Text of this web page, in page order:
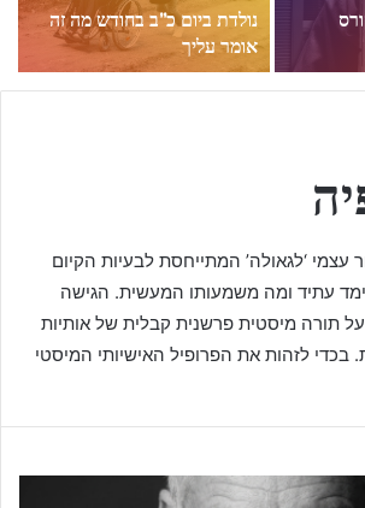
נולדת ביום כ”ב בחודש מה זה
אומר עליך
‘לגאולה’ המתייחסת לבעיות הקיום
עתיד ומה משמעותו המעשית. הגישה
תורה מיסטית פרשנית קבלית של אותיות
בכדי לזהות את הפרופיל האישיותי המיסטי